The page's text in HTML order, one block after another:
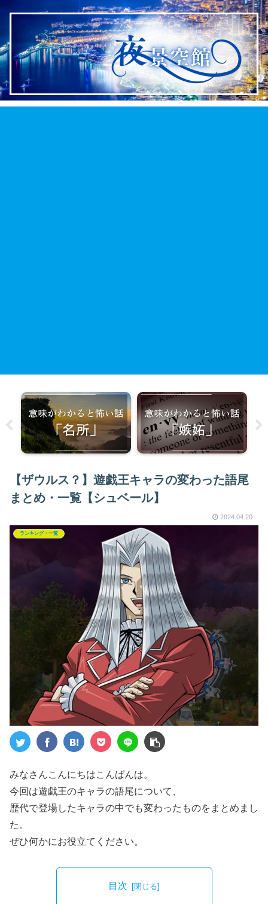
【ザウルス？】遊戯王キャラの変わった語尾
まとめ・一覧【シュベール】
2024.04.20
ランキング・一覧
みなさんこんにちはこんばんは。
今回は遊戯王のキャラの語尾について、
歴代で登場したキャラの中でも変わったものをまとめまし
た。
ぜひ何かにお役立てください。
目次